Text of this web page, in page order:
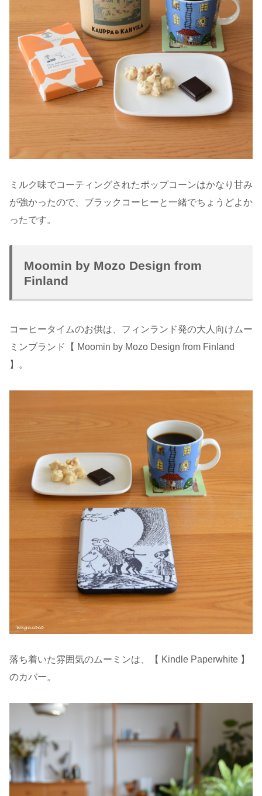
ミルク味でコーティングされたポップコーンはかなり甘み
が強かったので、ブラックコーヒーと一緒でちょうどよか
ったです。
Moomin by Mozo Design from
Finland
コーヒータイムのお供は、フィンランド発の大人向けムー
ミンブランド【 Moomin by Mozo Design from Finland
】。
落ち着いた雰囲気のムーミンは、【 Kindle Paperwhite 】
のカバー。